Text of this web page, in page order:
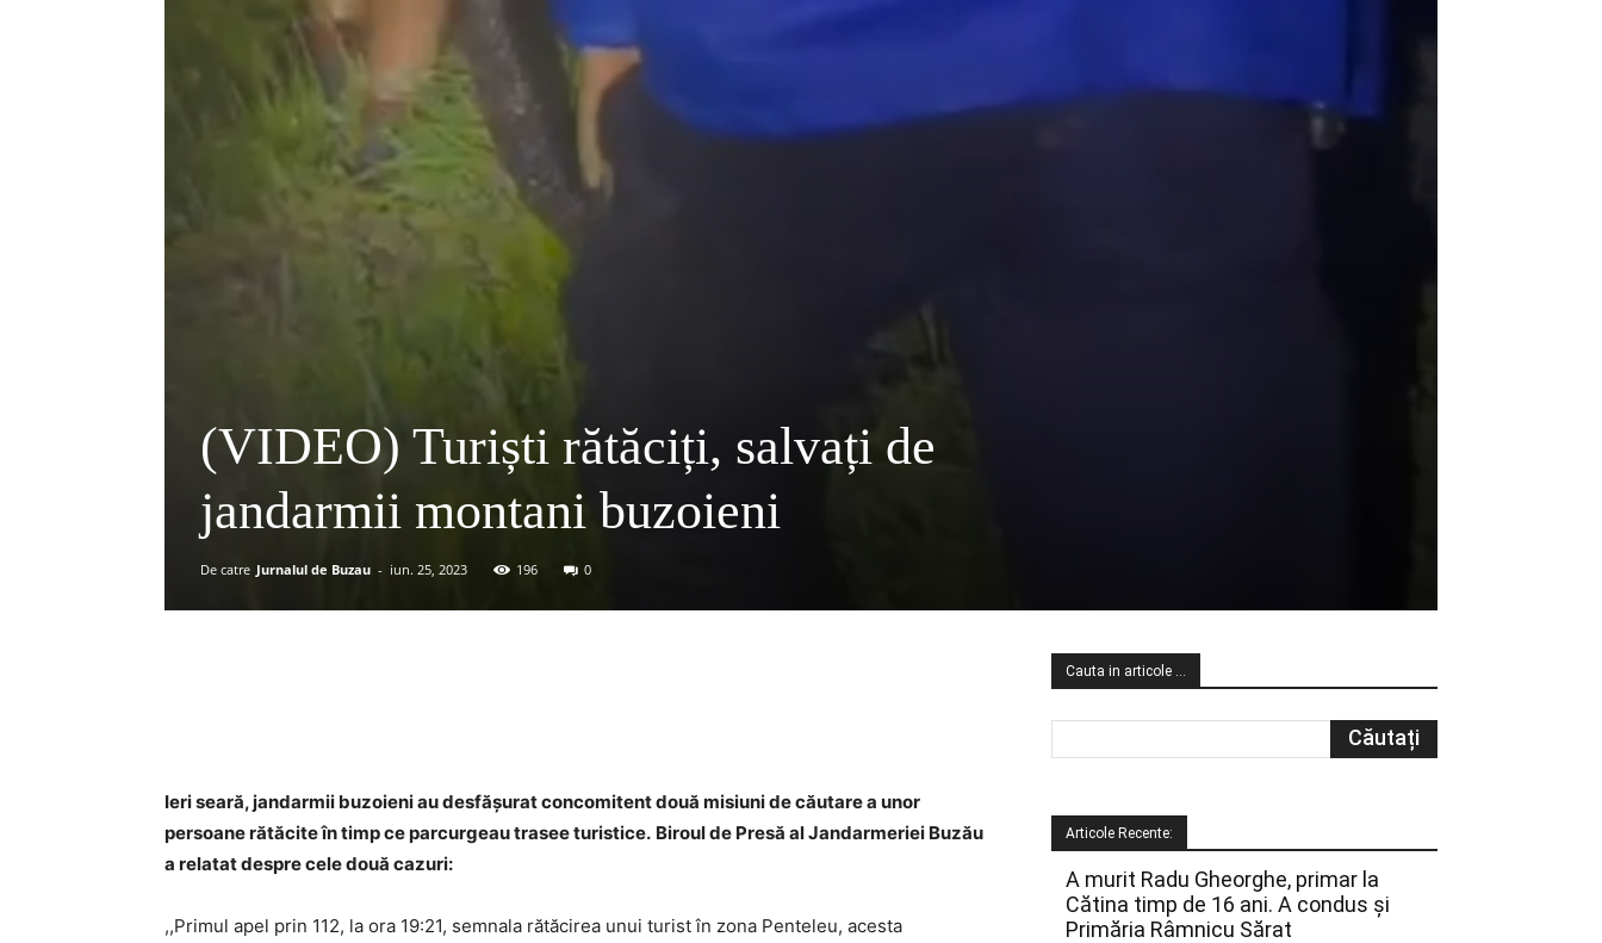
(VIDEO) Turiști rătăciți, salvați de
jandarmii montani buzoieni
De catre Jurnalul de Buzau - iun. 25, 2023 196 0
Ieri seară, jandarmii buzoieni au desfășurat concomitent două misiuni de căutare a unor
persoane rătăcite în timp ce parcurgeau trasee turistice. Biroul de Presă al Jandarmeriei Buzău
a relatat despre cele două cazuri:
,,Primul apel prin 112, la ora 19:21, semnala rătăcirea unui turist în zona Penteleu, acesta
Cauta in articole …
Articole Recente:
A murit Radu Gheorghe, primar la
Cătina timp de 16 ani. A condus și
Primăria Râmnicu Sărat